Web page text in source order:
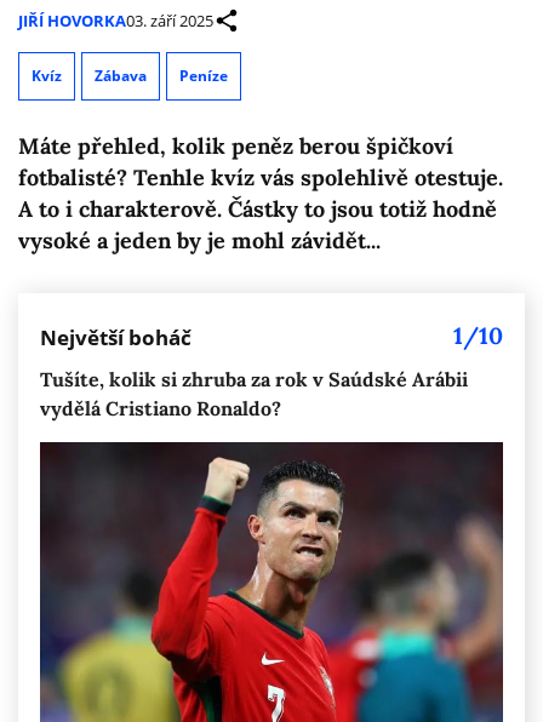
JIŘÍ HOVORKA03. září 2025
Kvíz Zábava Peníze
Máte přehled, kolik peněz berou špičkoví
fotbalisté? Tenhle kvíz vás spolehlivě otestuje.
A to i charakterově. Částky to jsou totiž hodně
vysoké a jeden by je mohl závidět...
Největší boháč 1/10
Tušíte, kolik si zhruba za rok v Saúdské Arábii
vydělá Cristiano Ronaldo?